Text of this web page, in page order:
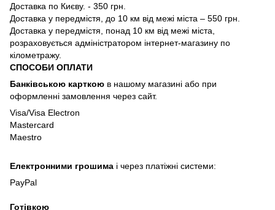
Доставка по Києву. - 350 грн.
Доставка у передмістя, до 10 км від межі міста – 550 грн.
Доставка у передмістя, понад 10 км від межі міста,
розраховується адміністратором інтернет-магазину по
кілометражу.
СПОСОБИ ОПЛАТИ
Банківською карткою в нашому магазині або при
оформленні замовлення через сайт.
Visa/Visa Electron
Mastercard
Maestro
Електронними грошима і через платіжні системи:
PayPal
Готівкою